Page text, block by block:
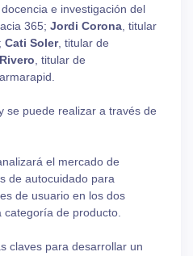
e investigación del
365; Jordi Corona, titular
Cati Soler, titular de
, titular de
se puede realizar a través de
el mercado de
de autocuidado para
de usuario en los dos
categoría de producto.
claves para desarrollar un